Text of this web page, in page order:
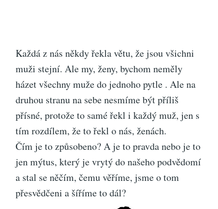
Každá z nás někdy řekla větu, že jsou všichni
muži stejní. Ale my, ženy, bychom neměly
házet všechny muže do jednoho pytle . Ale na
druhou stranu na sebe nesmíme být příliš
přísné, protože to samé řekl i každý muž, jen s
tím rozdílem, že to řekl o nás, ženách.
Čím je to způsobeno? A je to pravda nebo je to
jen mýtus, který je vrytý do našeho podvědomí
a stal se něčím, čemu věříme, jsme o tom
přesvědčeni a šíříme to dál?